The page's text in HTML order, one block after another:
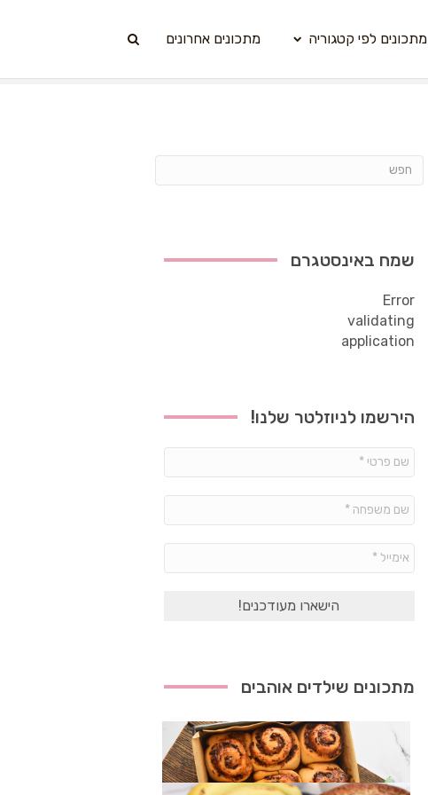
מתכונים לפי קטגוריה מתכונים אחרונים
שמח באינסטגרם
Error
validating
application
הירשמו לניוזלטר שלנו!
מתכונים שילדים אוהבים